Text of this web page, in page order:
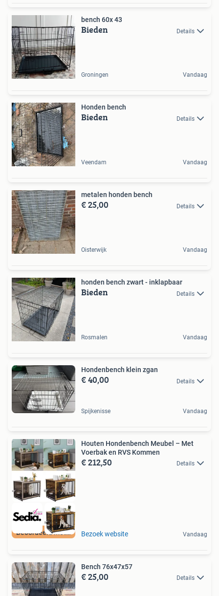
bench 60x 43
Bieden Details
Groningen Vandaag
Honden bench
Bieden Details
Veendam Vandaag
metalen honden bench
€ 25,00 Details
Oisterwijk Vandaag
honden bench zwart - inklapbaar
Bieden Details
Rosmalen Vandaag
Hondenbench klein zgan
€ 40,00 Details
Spijkenisse Vandaag
Beoordeeld met 9+
Houten Hondenbench Meubel – Met
Voerbak en RVS Kommen
€ 212,50 Details
Bezoek website Vandaag
Bench 76x47x57
€ 25,00 Details